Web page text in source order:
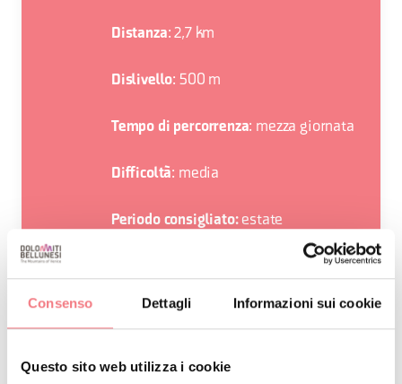
Consenso Dettagli Informazioni sui cookie
Questo sito web utilizza i cookie
Distanza: 2,7 km
Dislivello: 500 m
Tempo di percorrenza: mezza giornata
Difficoltà: media
Periodo consigliato:estate
Ci si trova in un ambiente naturale che
esige rispetto:
Divieto di balneazione